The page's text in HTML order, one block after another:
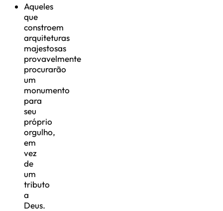
Aqueles
que
constroem
arquiteturas
majestosas
provavelmente
procurarão
um
monumento
para
seu
próprio
orgulho,
em
vez
de
um
tributo
a
Deus.